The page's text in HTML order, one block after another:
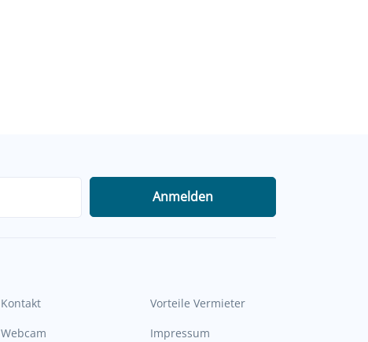
Anmelden
Kontakt
Webcam
Vorteile Vermieter
Impressum